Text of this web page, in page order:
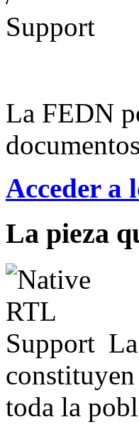
La FEDN
Acceder a
La pieza
toda la